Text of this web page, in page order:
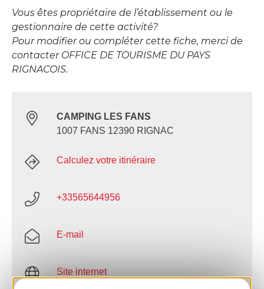
Vous êtes propriétaire de l’établissement ou le
gestionnaire de cette activité?
Pour modifier ou compléter cette fiche, merci de
contacter OFFICE DE TOURISME DU PAYS
RIGNACOIS.
CAMPING LES FANS
1007 FANS 12390 RIGNAC
Calculez votre itinéraire
+33565644956
E-mail
Site internet